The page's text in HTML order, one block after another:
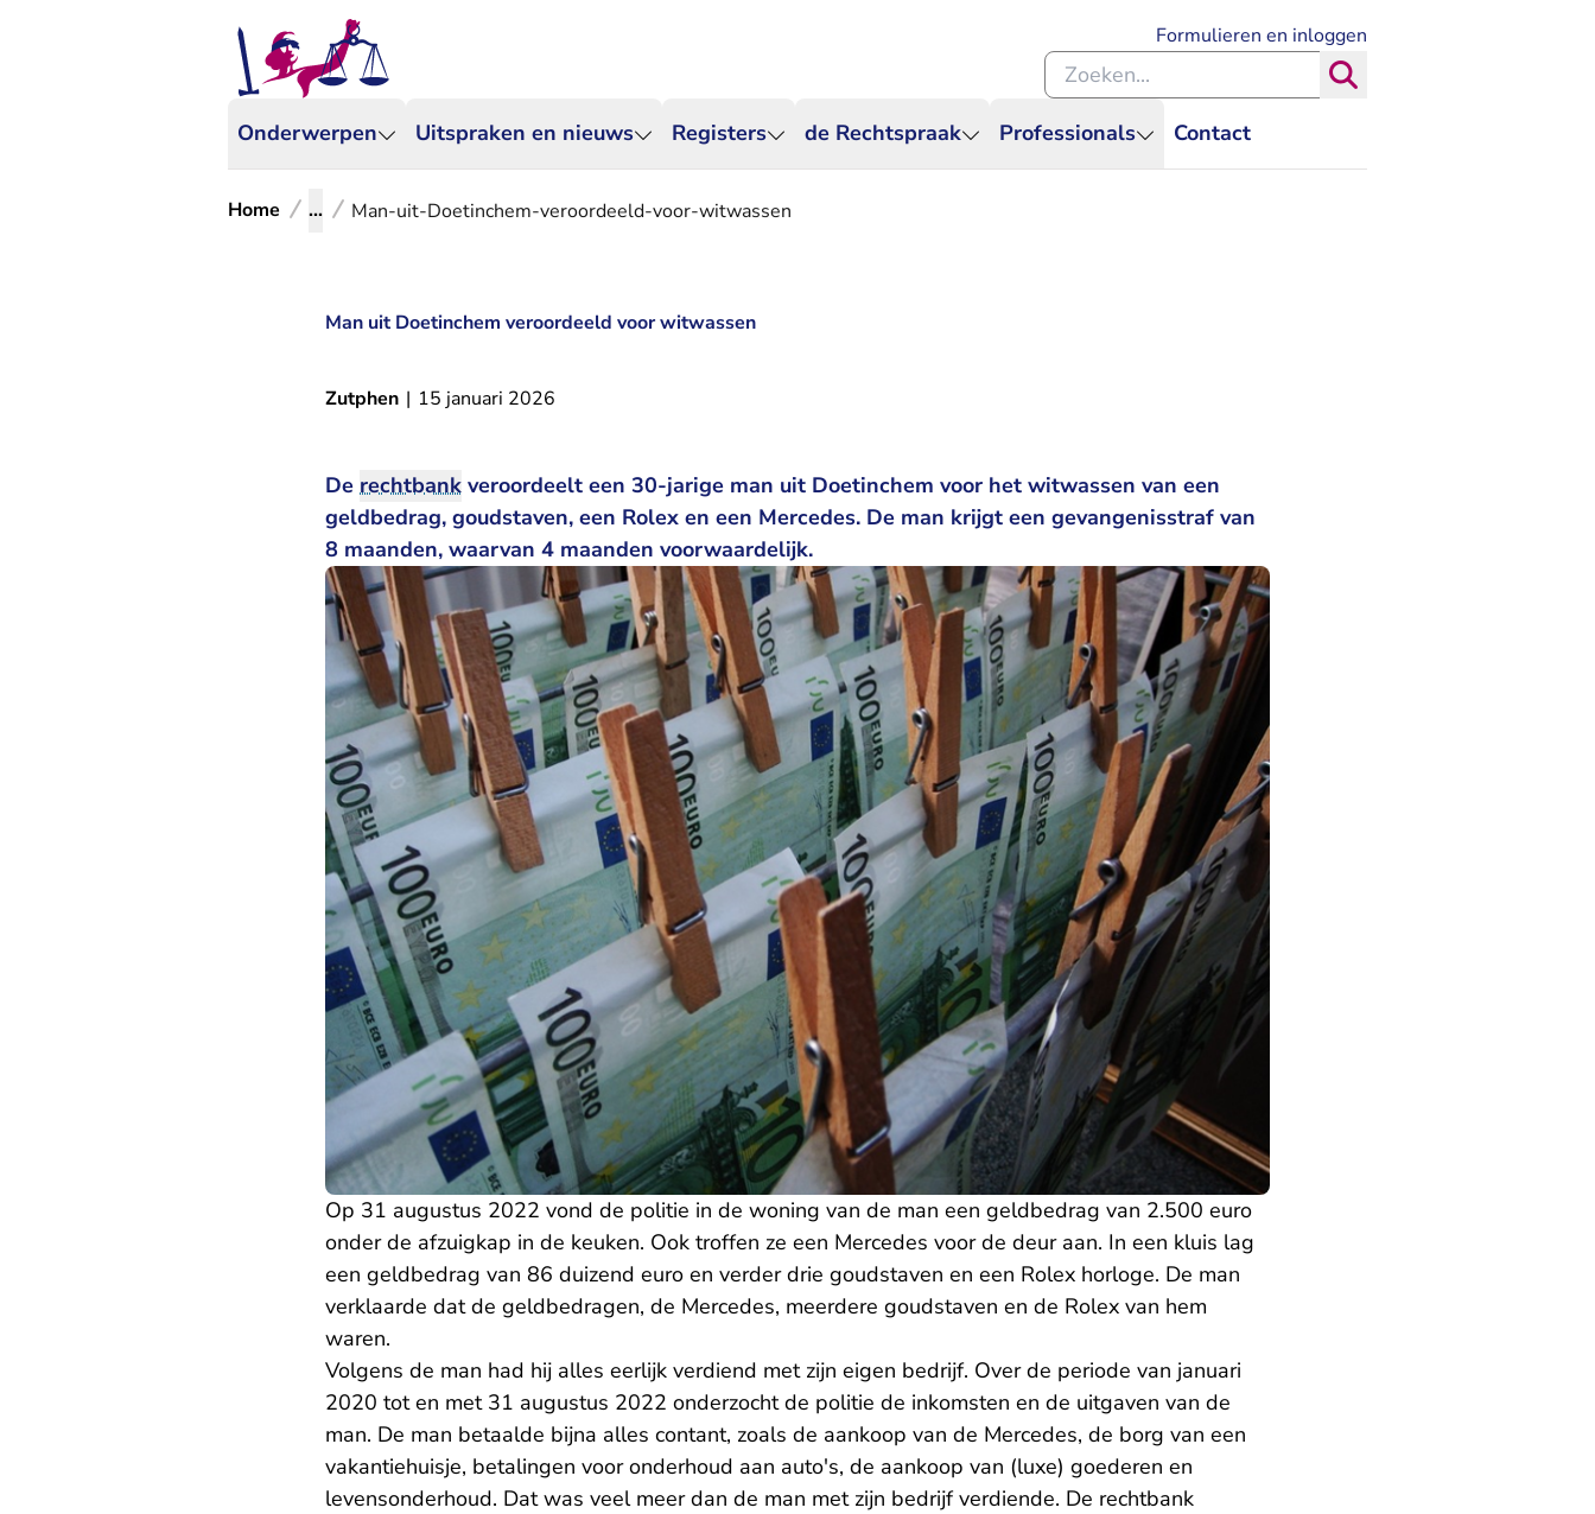
Onderwerpen Uitspraken en nieuws Registers de Rechtspraak Professionals Contact
Formulieren en inloggen
Zoeken binnen de Rechtspraak
Home ... Man-uit-Doetinchem-veroordeeld-voor-witwassen
Man uit Doetinchem veroordeeld voor witwassen
Zutphen | 15 januari 2026
De rechtbank veroordeelt een 30-jarige man uit Doetinchem voor het witwassen van een
geldbedrag, goudstaven, een Rolex en een Mercedes. De man krijgt een gevangenisstraf van
8 maanden, waarvan 4 maanden voorwaardelijk.
Op 31 augustus 2022 vond de politie in de woning van de man een geldbedrag van 2.500 euro
onder de afzuigkap in de keuken. Ook troffen ze een Mercedes voor de deur aan. In een kluis lag
een geldbedrag van 86 duizend euro en verder drie goudstaven en een Rolex horloge. De man
verklaarde dat de geldbedragen, de Mercedes, meerdere goudstaven en de Rolex van hem
waren.
Volgens de man had hij alles eerlijk verdiend met zijn eigen bedrijf. Over de periode van januari
2020 tot en met 31 augustus 2022 onderzocht de politie de inkomsten en de uitgaven van de
man. De man betaalde bijna alles contant, zoals de aankoop van de Mercedes, de borg van een
vakantiehuisje, betalingen voor onderhoud aan auto's, de aankoop van (luxe) goederen en
levensonderhoud. Dat was veel meer dan de man met zijn bedrijf verdiende. De rechtbank